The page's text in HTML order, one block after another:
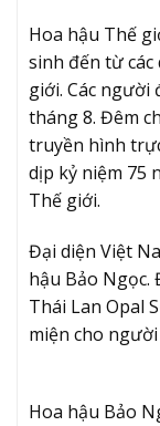
Hoa hậu Thế
sinh đến từ
giới. Các người
tháng 8. Đêm
truyền hình
dịp kỷ niệm 75
Thế giới.
Đại diện Việt
hậu Bảo
Thái Lan Opal
miện cho
Hoa hậu Bảo